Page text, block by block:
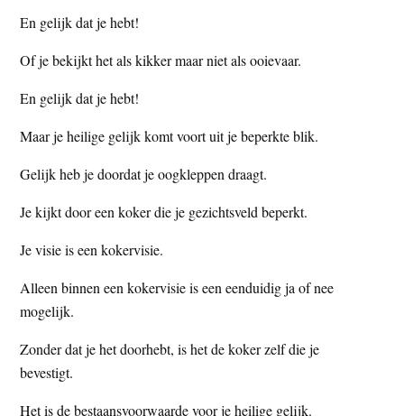
En gelijk dat je hebt!
Of je bekijkt het als kikker maar niet als ooievaar.
En gelijk dat je hebt!
Maar je heilige gelijk komt voort uit je beperkte blik.
Gelijk heb je doordat je oogkleppen draagt.
Je kijkt door een koker die je gezichtsveld beperkt.
Je visie is een kokervisie.
Alleen binnen een kokervisie is een eenduidig ja of nee
mogelijk.
Zonder dat je het doorhebt, is het de koker zelf die je
bevestigt.
Het is de bestaansvoorwaarde voor je heilige gelijk.